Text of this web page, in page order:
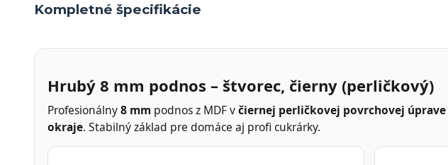
Kompletné špecifikácie
Hrubý 8 mm podnos – štvorec, čierny (perličkový)
Profesionálny8 mm podnos z MDF včiernej perličkovej povrchovej úprave
okraje. Stabilný základ pre domáce aj profi cukrárky.